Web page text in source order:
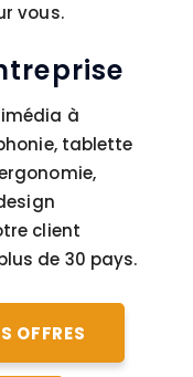
vous.
à
tablette
client
de 30 pays.
OFFRES